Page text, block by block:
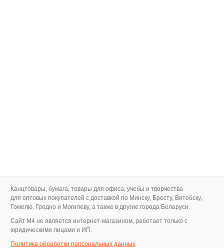
Канцтовары, бумага, товары для офиса, учебы и творчества
для оптовых покупателей с доставкой по Минску, Бресту, Витебску,
Гомелю, Гродно и Могилеву, а также в другие города Беларуси.
Cайт M4 не является интернет-магазином, работает только с
юридическими лицами и ИП.
Политика обработки персональных данных